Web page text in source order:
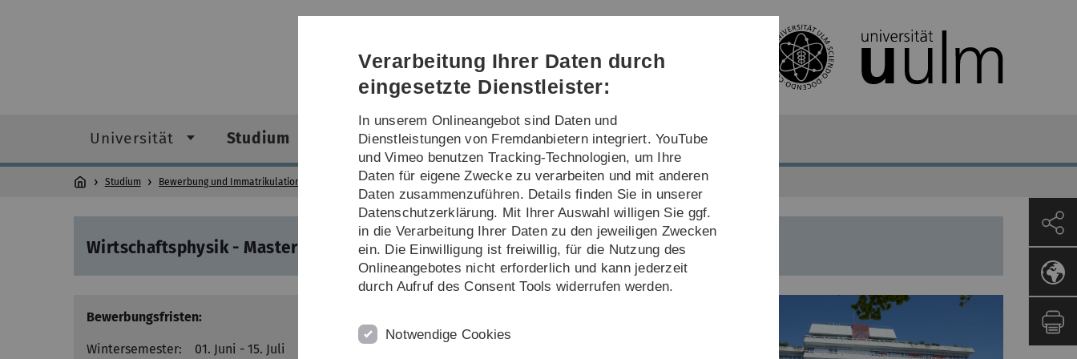
Direkt
Direkt
Direkt
(Sprache,
Drucken,
Social
Direkt
Direkt
Universität Studium Forschung Transfer
Studium Bewerbung und Immatrikulation Masterstudiengänge
Wirtschaftsphysik - Master of Science (M.Sc.)
Bewerbungsfristen:
Wintersemester: 01. Juni - 15. Juli
deutschundenglisch
Verarbeitung Ihrer Daten durch
eingesetzte Dienstleister:
In unserem Onlineangebot sind Daten und
Dienstleistungen von Fremdanbietern integriert. YouTube
und Vimeo benutzen Tracking-Technologien, um Ihre
Daten für eigene Zwecke zu verarbeiten und mit anderen
Daten zusammenzuführen. Details finden Sie in unserer
Datenschutzerklärung. Mit Ihrer Auswahl willigen Sie ggf.
in die Verarbeitung Ihrer Daten zu den jeweiligen Zwecken
ein. Die Einwilligung ist freiwillig, für die Nutzung des
Onlineangebotes nicht erforderlich und kann jederzeit
durch Aufruf des Consent Tools widerrufen werden.
Notwendige Cookies